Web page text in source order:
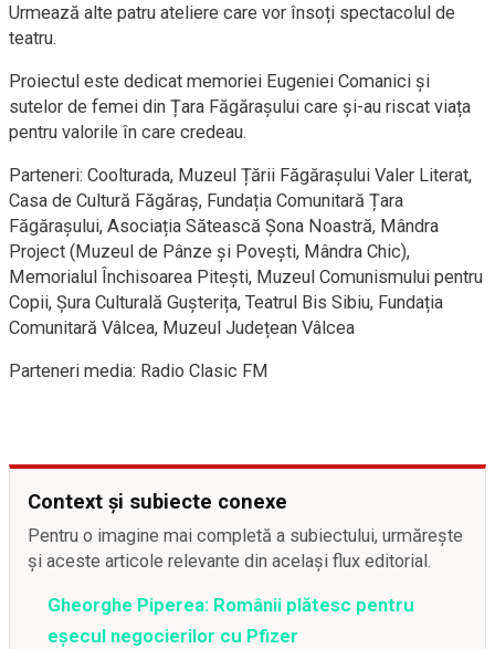
Urmează alte patru ateliere care vor însoți spectacolul de
teatru.
Proiectul este dedicat memoriei Eugeniei Comanici și
sutelor de femei din Țara Făgărașului care și-au riscat viața
pentru valorile în care credeau.
Parteneri: Coolturada, Muzeul Țării Făgărașului Valer Literat,
Casa de Cultură Făgăraș, Fundația Comunitară Țara
Făgărașului, Asociația Sătească Șona Noastră, Mândra
Project (Muzeul de Pânze și Povești, Mândra Chic),
Memorialul Închisoarea Pitești, Muzeul Comunismului pentru
Copii, Șura Culturală Gușterița, Teatrul Bis Sibiu, Fundația
Comunitară Vâlcea, Muzeul Județean Vâlcea
Parteneri media: Radio Clasic FM
Context și subiecte conexe
Pentru o imagine mai completă a subiectului, urmărește
și aceste articole relevante din același flux editorial.
Gheorghe Piperea: Românii plătesc pentru
eșecul negocierilor cu Pfizer